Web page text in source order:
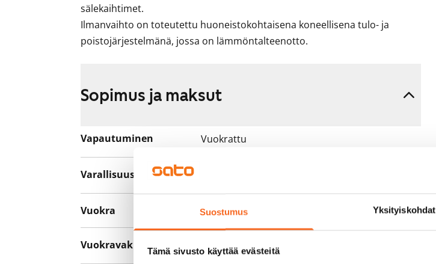
Suostumus Yksityiskohdat
Tämä sivusto käyttää evästeitä
sälekaihtimet.
Ilmanvaihto on toteutettu huoneistokohtaisena koneellisena tulo- ja
poistojärjestelmänä, jossa on lämmöntalteenotto.
Sopimus ja maksut
Vapautuminen Vuokrattu
Varallisuusrajat
Vuokra
Vuokravakuus 0 €, (yrityksille min. 1 kk vuokra)